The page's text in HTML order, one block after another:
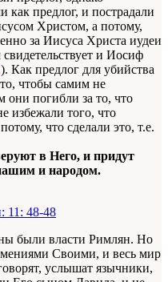
как предлог, и пострадали
Христом, а потому,
за Иисуса Христа иудеи
и Иосиф
Как предлог для убийства
чтобы самим не
они погибли за то, что
избежали того, что
что сделали это, т.е.
в Него, и придут
и народом.
11: 48-48
были власти Римлян. Но
Своими, и весь мир
услышат язычники,